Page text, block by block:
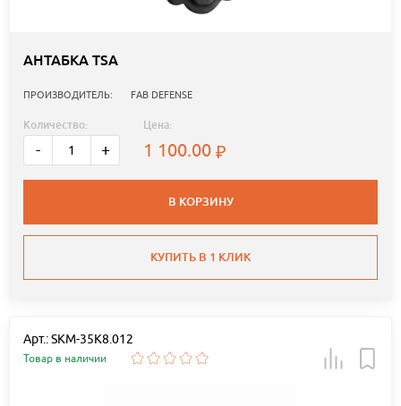
АНТАБКА TSA
ПРОИЗВОДИТЕЛЬ: FAB DEFENSE
Количество:
- +
Цена:
1 100.00
В КОРЗИНУ
КУПИТЬ В 1 КЛИК
Арт.: SKM-35K8.012
Товар в наличии